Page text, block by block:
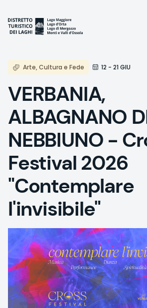
contenu
principal
Arte, Cultura e Fede 12 - 21 GIU
VERBANIA,
ALBAGNANO
NEBBIUNO -
Festival 2026
"Contemplare
l'invisibile"